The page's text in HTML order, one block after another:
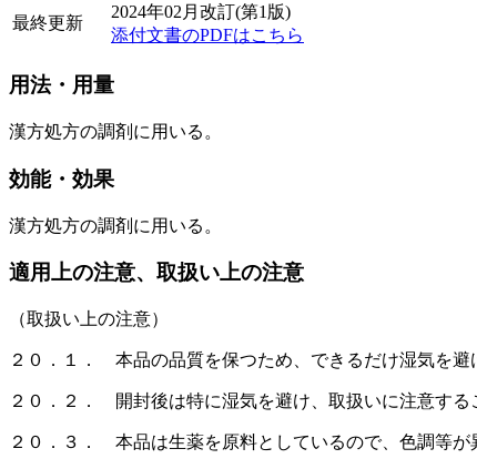
最終更新
2024年02月改訂(第1版)
添付文書のPDFはこちら
用法・用量
漢方処方の調剤に用いる。
効能・効果
漢方処方の調剤に用いる。
適用上の注意、取扱い上の注意
（取扱い上の注意）
２０．１． 本品の品質を保つため、できるだけ湿気を避
２０．２． 開封後は特に湿気を避け、取扱いに注意する
２０．３． 本品は生薬を原料としているので、色調等が